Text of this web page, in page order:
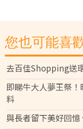
您也可能喜
去百佳Shopping送
即睇牛大人夢王祭
料
與長者留下美好回憶